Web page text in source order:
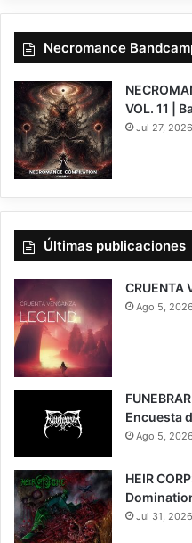
Necromance
VOL. 11 |
Jul 27, 2026
Últimas publicaciones
7
CRUENTA
Ago 5, 2026
Encuesta
Ago 5, 2026
HEIR
Jul 31, 2026